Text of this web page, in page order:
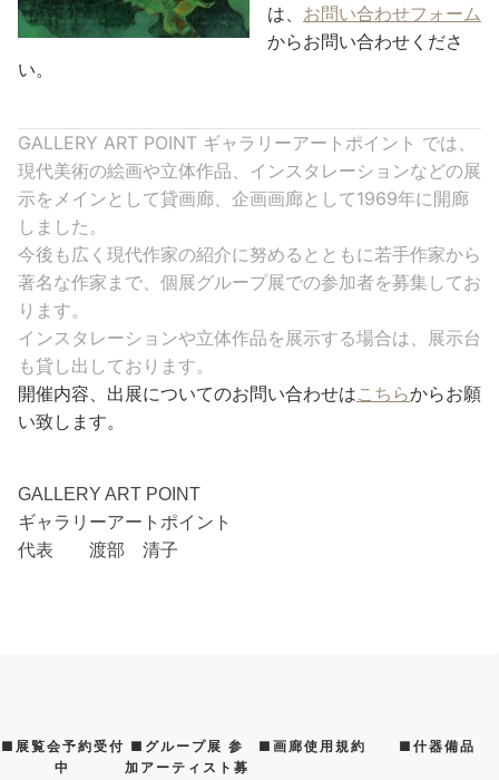
は、 お問い合わせフォーム
からお問い合わせくださ
い。
GALLERY ART POINT ギャラリーアートポイント では、
現代美術の絵画や立体作品、インスタレーションなどの展
示をメインとして貸画廊、企画画廊として1969年に開廊
しました。
今後も広く現代作家の紹介に努めるとともに若手作家から
著名な作家まで、個展グループ展での参加者を募集してお
ります。
インスタレーションや立体作品を展示する場合は、展示台
も貸し出しております。
開催内容、出展についてのお問い合わせはこちらからお願
い致します。
GALLERY ART POINT
ギャラリーアートポイント
代表 渡部 清子
■展覧会予約受付
中
■グループ展 参
加アーティスト募
■画廊使用規約 ■什器備品